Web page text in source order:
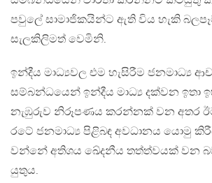
පවුලේ සාමාජිකයින්ට ඇති විය හැකි
සැලකිලිමත් වෙමිනි.
ඉන්දීය මාධ්‍යවල එම හැසිරීම ජනමාධ්‍ය
සම්බන්ධයෙන් ඉන්දීය මාධ්‍ය දක්වන ඉතා
නැඹුරුව නිරූපණය කරන්නක් වන අතර
රටේ ජනමාධ්‍ය පිළිබඳ අවධානය යොමු
වන්නේ අතිශය ඛේදනීය තත්ත්වයක් වන
යුතුය.